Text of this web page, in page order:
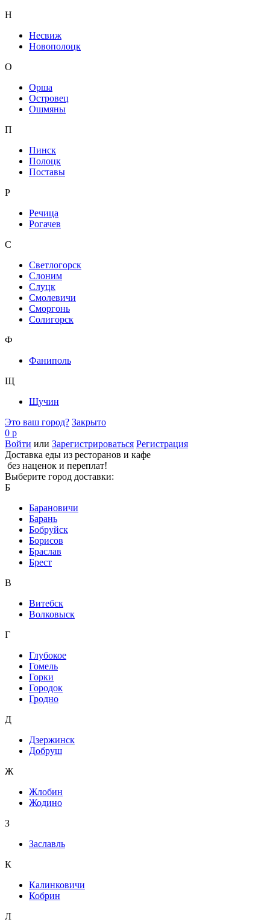
Н
Несвиж
Новополоцк
О
Орша
Островец
Ошмяны
П
Пинск
Полоцк
Поставы
Р
Речица
Рогачев
С
Светлогорск
Слоним
Слуцк
Смолевичи
Сморгонь
Солигорск
Ф
Фаниполь
Щ
Щучин
Это ваш город? Закрыто
0 р
Войти или Зарегистрироваться Регистрация
Доставка еды из ресторанов и кафе
без наценок и переплат!
Выберите город доставки:
Б
Барановичи
Барань
Бобруйск
Борисов
Браслав
Брест
В
Витебск
Волковыск
Г
Глубокое
Гомель
Горки
Городок
Гродно
Д
Дзержинск
Добруш
Ж
Жлобин
Жодино
З
Заславль
К
Калинковичи
Кобрин
Л